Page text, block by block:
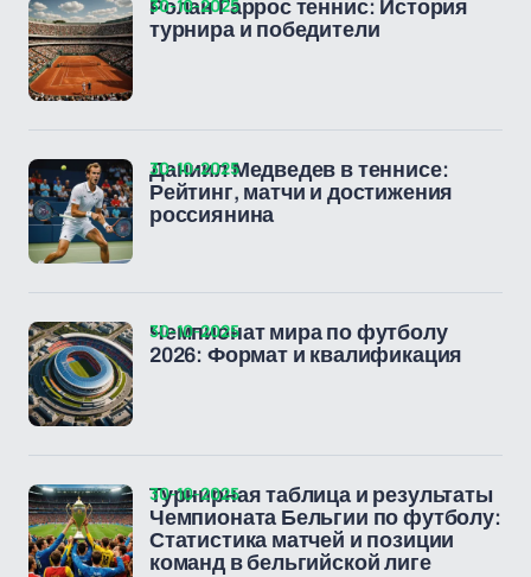
Ролан Гаррос теннис: История
турнира и победители
30-10-2025
Даниил Медведев в теннисе:
Рейтинг, матчи и достижения
россиянина
30-10-2025
Чемпионат мира по футболу
2026: Формат и квалификация
30-10-2025
Турнирная таблица и результаты
Чемпионата Бельгии по футболу:
Статистика матчей и позиции
команд в бельгийской лиге
30-10-2025